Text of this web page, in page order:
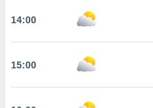
nos
en
perfil
14:00
15:00